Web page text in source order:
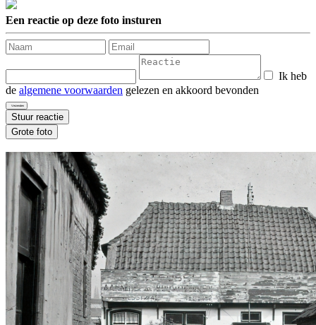
Een reactie op deze foto insturen
Ik heb
de algemene voorwaarden gelezen en akkoord bevonden